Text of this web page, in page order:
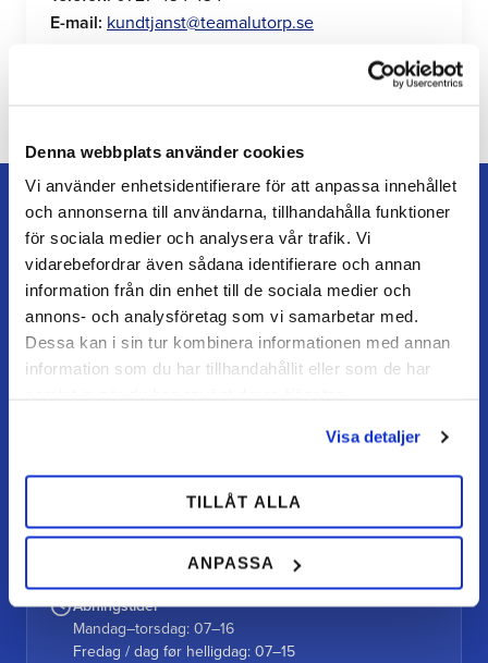
Denna webbplats använder cookies
Vi använder enhetsidentifierare för att anpassa innehållet
och annonserna till användarna, tillhandahålla funktioner
för sociala medier och analysera vår trafik. Vi
vidarebefordrar även sådana identifierare och annan
information från din enhet till de sociala medier och
annons- och analysföretag som vi samarbetar med.
Dessa kan i sin tur kombinera informationen med annan
information som du har tillhandahållit eller som de har
Visa detaljer
TILLÅT ALLA
ANPASSA
E-mail: kundtjanst@teamalutorp.se
TEAM ALUTORP
Din hovslagerbutik online med stort lager, hurtig levering
og personlig service.
Alutorp, Frestensfällevägen 64
Åbningstider
Mandag–torsdag: 07–16
Fredag / dag før helligdag: 07–15